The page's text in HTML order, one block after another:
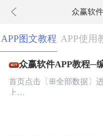
众赢软
APP图文教程 APP使用
众赢软件APP教程─
首页点击〔ꕥ全部数据〕
上…